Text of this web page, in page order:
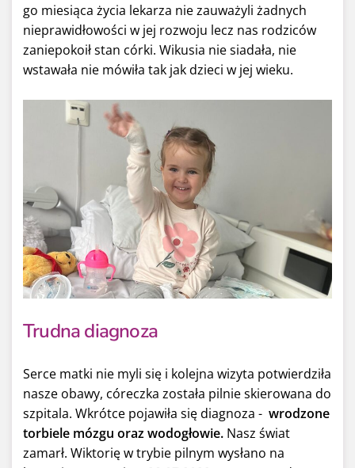
go miesiąca życia lekarza nie zauważyli żadnych
nieprawidłowości w jej rozwoju lecz nas rodziców
zaniepokoił stan córki. Wikusia nie siadała, nie
wstawała nie mówiła tak jak dzieci w jej wieku.
Trudna diagnoza
Serce matki nie myli się i kolejna wizyta potwierdziła
nasze obawy, córeczka została pilnie skierowana do
szpitala. Wkrótce pojawiła się diagnoza - wrodzone
torbiele mózgu oraz wodogłowie. Nasz świat
zamarł. Wiktorię w trybie pilnym wysłano na